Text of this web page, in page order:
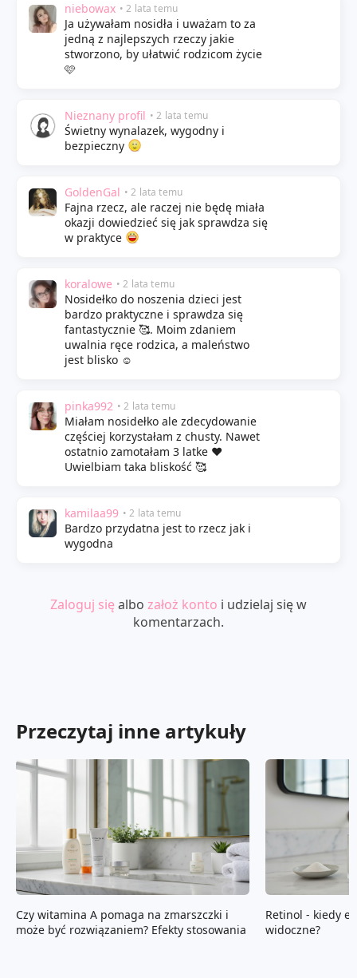
niebowax • 2 lata temu
Ja używałam nosidła i uważam to za
jedną z najlepszych rzeczy jakie
stworzono, by ułatwić rodzicom życie
🩷
Nieznany profil • 2 lata temu
Świetny wynalazek, wygodny i
bezpieczny
GoldenGal • 2 lata temu
Fajna rzecz, ale raczej nie będę miała
okazji dowiedzieć się jak sprawdza się
w praktyce
koralowe • 2 lata temu
Nosidełko do noszenia dzieci jest
bardzo praktyczne i sprawdza się
fantastycznie 🥰. Moim zdaniem
uwalnia ręce rodzica, a maleństwo
jest blisko ☺️
pinka992 • 2 lata temu
Miałam nosidełko ale zdecydowanie
częściej korzystałam z chusty. Nawet
ostatnio zamotałam 3 latke ❤️
Uwielbiam taka bliskość 🥰
kamilaa99 • 2 lata temu
Bardzo przydatna jest to rzecz jak i
wygodna
Zaloguj się albo założ konto i udzielaj się w
komentarzach.
Przeczytaj inne artykuły
Czy witamina A pomaga na zmarszczki i
może być rozwiązaniem? Efekty stosowania
Retinol - kiedy
widoczne?